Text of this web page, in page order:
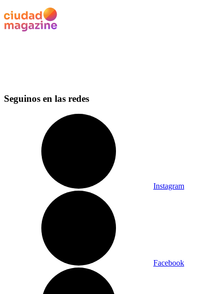
Seguinos en las redes
Instagram
Facebook